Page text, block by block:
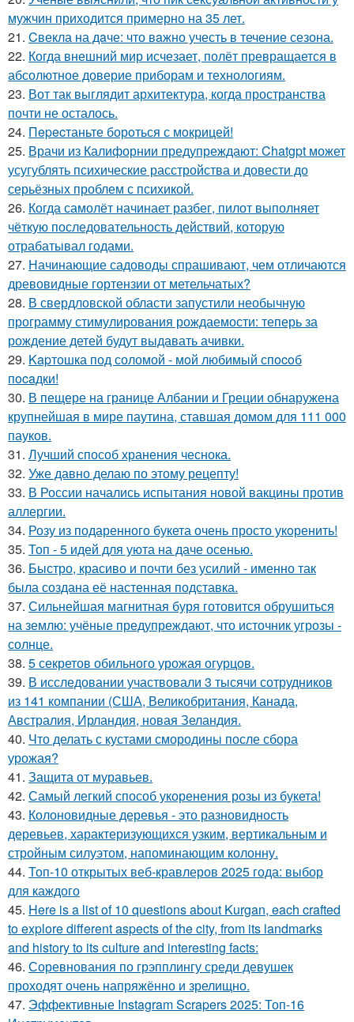
мужчин приходится примерно на 35 лет.
21. Cвекла на дaче: что вaжно учесть в течение сезона.
22. Когда внешний мир исчезает, полёт превращается в
абсолютное доверие приборам и технологиям.
23. Вот так выглядит архитектура, когда пространства
почти не осталось.
24. Пepecтаньте борoться с мoкрицей!
25. Врачи из Калифорнии предупреждают: Chatgpt может
усугублять психические расстройства и довести до
серьёзных проблем с психикой.
26. Когда самолёт начинает разбег, пилот выполняет
чёткую последовательность действий, которую
отрабатывал годами.
27. Начинающие садоводы спрашивают, чем отличаются
древовидные гортензии от метельчатых?
28. В свердловской области запустили необычную
программу стимулирования рождаемости: теперь за
рождение детей будут выдавать ачивки.
29. Kapтошка под соломой - мoй любимый спocoб
пocaдки!
30. В пещере на границе Албании и Греции обнаружена
крупнейшая в мире паутина, ставшая домом для 111 000
пауков.
31. Лучший способ хранения чеснока.
32. Уже давно делаю по этому рецепту!
33. В России начались испытания новой вакцины против
аллергии.
34. Розу из подаренного букета очень просто укoренить!
35. Топ - 5 идей для уюта на даче осенью.
36. Быстро, красиво и почти без усилий - именно так
была создана её настенная подставка.
37. Сильнейшая магнитная буря готовится обрушиться
на землю: учёные предупреждают, что источник угрозы -
солнце.
38. 5 секретов обильного урожая огурцов.
39. В исследовании участвовали 3 тысячи сотрудников
из 141 компании (США, Великобритания, Канада,
Австралия, Ирландия, новая Зеландия.
40. Что делать с кустами смородины после сбора
урожая?
41. Защита от муравьев.
42. Самый легкий способ укоренения розы из букета!
43. Колоновидные деревья - это разновидность
деревьев, характеризующихся узким, вертикальным и
стройным силуэтом, напоминающим колонну.
44. Топ-10 открытых веб-кравлеров 2025 года: выбор
для каждого
45. Here is a list of 10 questions about Kurgan, each crafted
to explore different aspects of the city, from its landmarks
and history to its culture and interesting facts:
46. Соревнования по грэпплингу среди девушек
проходят очень напряжённо и зрелищно.
47. Эффективные Instagram Scrapers 2025: Топ-16